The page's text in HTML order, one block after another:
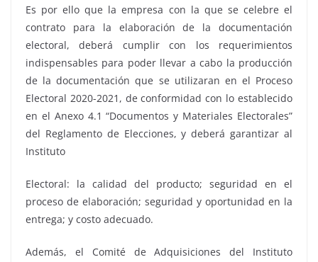
Es por ello que la empresa con la que se celebre el
contrato para la elaboración de la documentación
electoral, deberá cumplir con los requerimientos
indispensables para poder llevar a cabo la producción
de la documentación que se utilizaran en el Proceso
Electoral 2020-2021, de conformidad con lo establecido
en el Anexo 4.1 “Documentos y Materiales Electorales”
del Reglamento de Elecciones, y deberá garantizar al
Instituto
Electoral: la calidad del producto; seguridad en el
proceso de elaboración; seguridad y oportunidad en la
entrega; y costo adecuado.
Además, el Comité de Adquisiciones del Instituto